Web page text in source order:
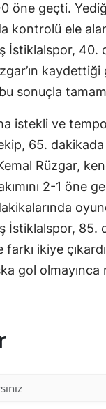
öne geçti.
kontrolü ele
İstiklalspor, 40.
kaydettiği
sonuçla
istekli ve
ekip, 65.
Rüzgar,
2-1 öne
İstiklalspor, 85.
farkı ikiye
gol olmayınca